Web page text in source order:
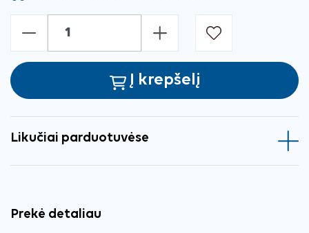
- +
Į krepšelį
Likučiai parduotuvėse
Prekė detaliau